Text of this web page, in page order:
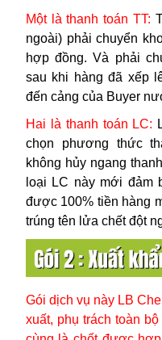
Một là thanh toán TT:
ngoài) phải chuyển
hợp đồng. Và phải
sau khi hàng đã xếp
đến cảng của Buyer
Hai là thanh toán LC:
chọn phương thức
không hủy ngang
loại LC này mới đảm
được 100% tiền hàng
trúng tên lửa chết đột
Gói dịch vụ này LB
xuất, phụ trách toàn